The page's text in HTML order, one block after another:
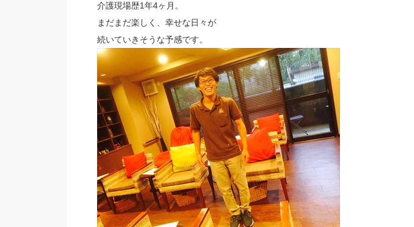
介護現場歴1年4ヶ月。
まだまだ楽しく、幸せな日々が
続いていきそうな予感です。